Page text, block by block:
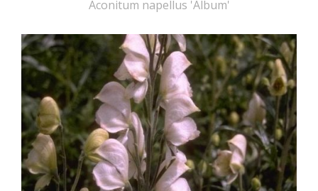
Aconitum napellus 'Album'